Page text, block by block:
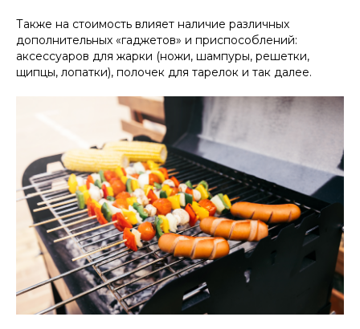
Также на стоимость влияет наличие различных
дополнительных «гаджетов» и приспособлений:
аксессуаров для жарки (ножи, шампуры, решетки,
щипцы, лопатки), полочек для тарелок и так далее.